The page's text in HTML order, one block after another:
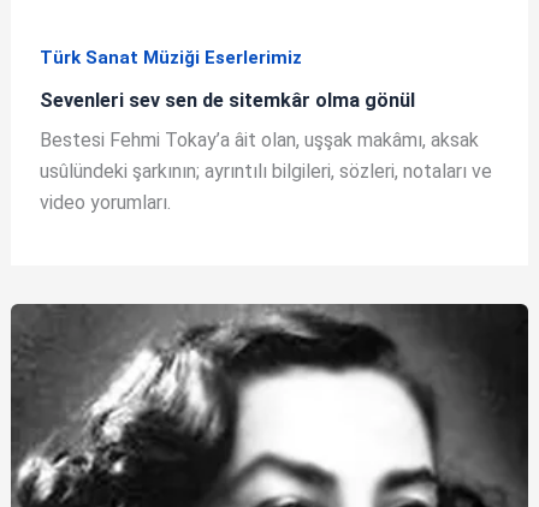
Türk Sanat Müziği Eserlerimiz
Sevenleri sev sen de sitemkâr olma gönül
Bestesi Fehmi Tokay’a âit olan, uşşak makâmı, aksak
usûlündeki şarkının; ayrıntılı bilgileri, sözleri, notaları ve
video yorumları.